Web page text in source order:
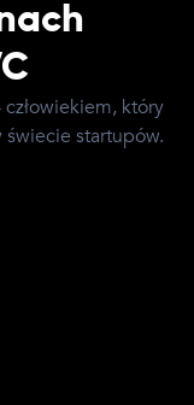
który
świecie startupów.